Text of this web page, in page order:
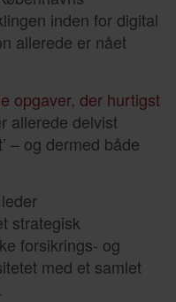
inden for digital
allerede er nået
opgaver, der hurtigst
allerede delvist
– og dermed både
strategisk
forsikrings- og
med et samlet